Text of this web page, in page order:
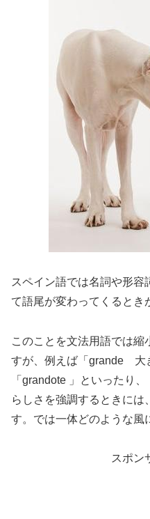
スペイン語では名詞や形容
て語尾が変わってくるとき
このことを文法用語では縮
すが、例えば「grande 大
「grandote 」といったり
らしさを強調するときには
す。では一体どのような風
スポン